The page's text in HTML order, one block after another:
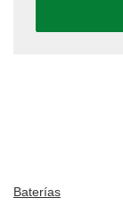
Baterías